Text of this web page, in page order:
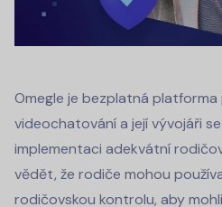
Omegle je bezplatná
videochatování a její vývojáři
implementaci adekvátní
vědět, že rodiče mohou
rodičovskou kontrolu, aby